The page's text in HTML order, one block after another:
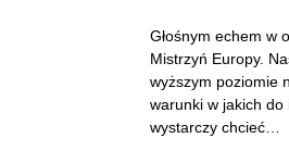
Głośnym echem w
Mistrzyń Europy.
wyższym poziomie
warunki w jakich do
wystarczy chcieć…